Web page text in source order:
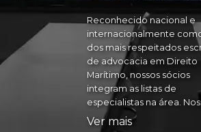
Reconhecido nacional e
internacionalmente
dos mais respeitados
de advocacia em Direito
Marítimo, nossos sócios
integram as listas de
especialistas na área.
Ver mais